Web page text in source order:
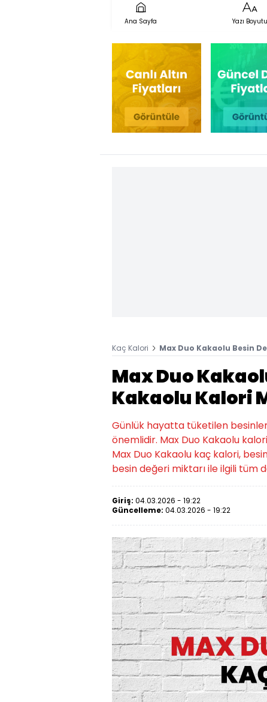
Ana Sayfa Yazı Boyutu
Kaç Kalori Max Duo Kakaolu Besin
Max Duo
Kakaolu Kalori
Günlük hayatta tüketilen
önemlidir. Max Duo Kakaolu
Max Duo Kakaolu kaç kalori,
besin değeri miktarı ile ilgili tüm
Giriş: 04.03.2026 - 19:22
Güncelleme: 04.03.2026 - 19:22